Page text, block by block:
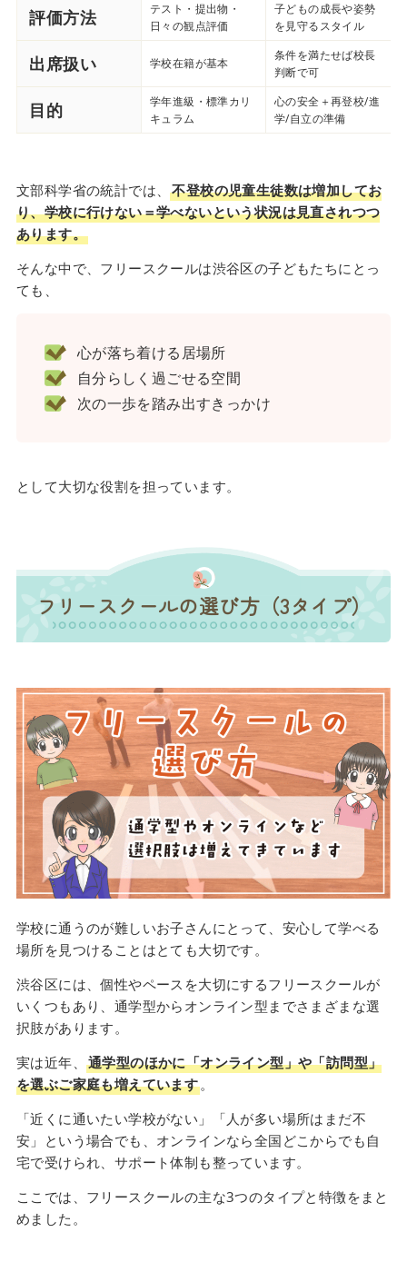
評価方法
テスト・提出物・
日々の観点評価
子どもの成長や姿勢
を見守るスタイル
出席扱い 学校在籍が基本
条件を満たせば校長
判断で可
目的
学年進級・標準カリ
キュラム
心の安全＋再登校/進
学/自立の準備
文部科学省の統計では、不登校の児童生徒数は増加してお
り、学校に行けない＝学べないという状況は見直されつつ
あります。
そんな中で、フリースクールは渋谷区の子どもたちにとっ
ても、
心が落ち着ける居場所
自分らしく過ごせる空間
次の一歩を踏み出すきっかけ
として大切な役割を担っています。
フリースクールの選び方（3タイプ）
学校に通うのが難しいお子さんにとって、安心して学べる
場所を見つけることはとても大切です。
渋谷区には、個性やペースを大切にするフリースクールが
いくつもあり、通学型からオンライン型までさまざまな選
択肢があります。
実は近年、 通学型のほかに「オンライン型」や「訪問型」
を選ぶご家庭も増えています。
「近くに通いたい学校がない」「人が多い場所はまだ不
安」という場合でも、オンラインなら全国どこからでも自
宅で受けられ、サポート体制も整っています。
ここでは、フリースクールの主な3つのタイプと特徴をまと
めました。